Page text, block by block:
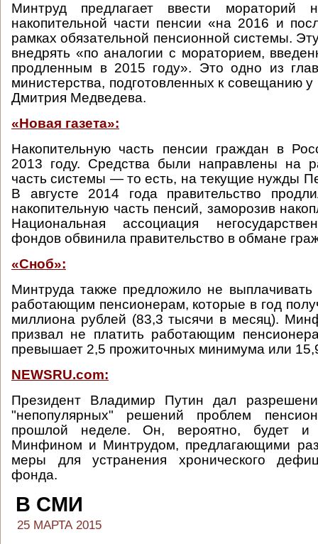
Минтруд предлагает ввести мораторий
накопительной части пенсии «на 2016 и
рамках обязательной пенсионной системы.
внедрять «по аналогии с мораторием,
продленным в 2015 году». Это одно из
министерства, подготовленных к совещанию
Дмитрия Медведева.
«Новая газета»:
Накопительную часть пенсии граждан в
2013 году. Средства были направлены на
часть системы — то есть, на текущие нужды
В августе 2014 года правительство
накопительную часть пенсий, заморозив
Национальная ассоциация
фондов обвинила правительство в обмане
«Сноб»:
Минтруда также предложило не выплачивать
работающим пенсионерам, которые в год
миллиона рублей (83,3 тысячи в месяц).
призвал не платить работающим
превышает 2,5 прожиточных минимума или
NEWSRU.com:
Президент Владимир Путин дал
"непопулярных" решений проблем
прошлой неделе. Он, вероятно, будет и
Минфином и Минтрудом, предлагающими
меры для устранения хронического
фонда.
В СМИ
25 МАРТА 2015